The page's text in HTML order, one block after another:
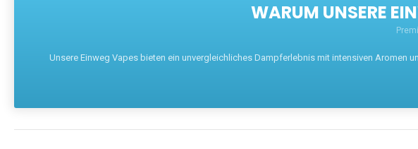
WARUM UNSERE
Unsere Einweg Vapes bieten ein unvergleichliches Dampferlebnis mit intensiven